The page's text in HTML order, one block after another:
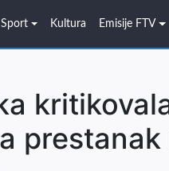
Sport Kultura Emisije FTV